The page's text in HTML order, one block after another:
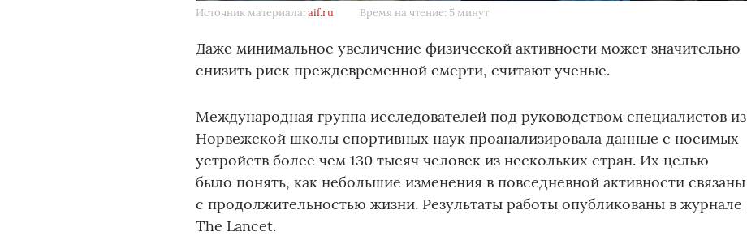
Источник материала:aif.ru Время на чтение: 5 минут
Даже минимальное увеличение физической активности может значительно
снизить риск преждевременной смерти, считают ученые.
Международная группа исследователей под руководством специалистов из
Норвежской школы спортивных наук проанализировала данные с носимых
устройств более чем 130 тысяч человек из нескольких стран. Их целью
было понять, как небольшие изменения в повседневной активности связаны
с продолжительностью жизни. Результаты работы опубликованы в журнале
The Lancet.